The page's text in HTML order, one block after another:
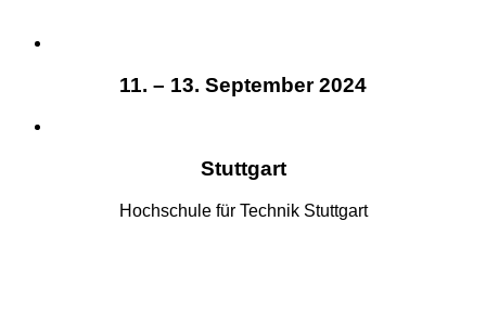
11. – 13. September 2024
Stuttgart
Hochschule für Technik Stuttgart